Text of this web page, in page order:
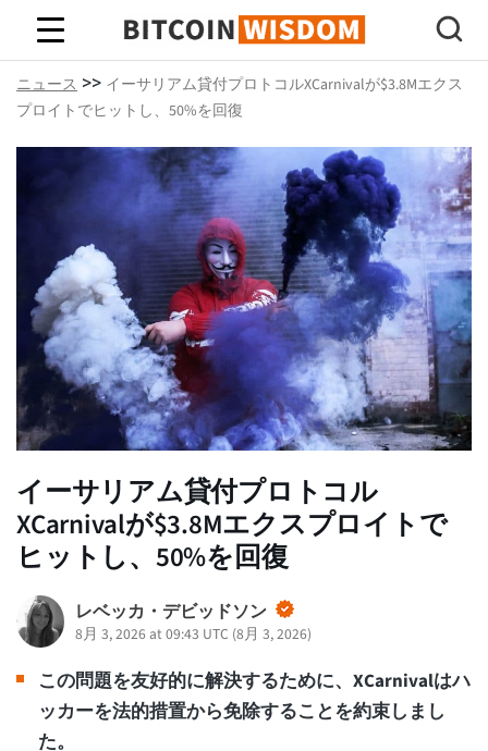
ビットコインの知恵
ニュース >> イーサリアム貸付プロトコルXCarnivalが$3.8Mエクス
プロイトでヒットし、50%を回復
イーサリアム貸付プロトコル
XCarnivalが$3.8Mエクスプロイトで
ヒットし、50%を回復
レベッカ・デビッドソン
8月 3, 2026 at 09:43 UTC (8月 3, 2026)
この問題を友好的に解決するために、XCarnivalはハ
ッカーを法的措置から免除することを約束しまし
た。